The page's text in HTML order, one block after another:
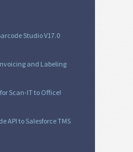
Studio V17.0
and Labeling
Scan-IT to Office!
API to Salesforce TMS